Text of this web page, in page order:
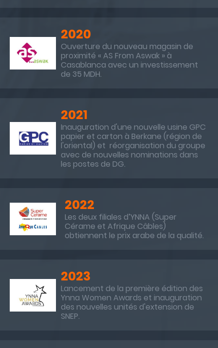
2020
Ouverture du nouveau magasin de
proximité « AS From Aswak » à
Casablanca avec un investissement
de 35 MDH.
2021
Inauguration d'une nouvelle usine GPC
papier et carton à Berkane (région de
l'oriental) et réorganisation du groupe
avec de nouvelles nominations dans
les postes de DG.
2022
Les deux filiales d’YNNA (Super
Cérame et Afrique Câbles)
obtiennent le prix arabe de la qualité.
2023
Lancement de la première édition des
Ynna Women Awards et inauguration
des nouvelles unités d'extension de
SNEP.